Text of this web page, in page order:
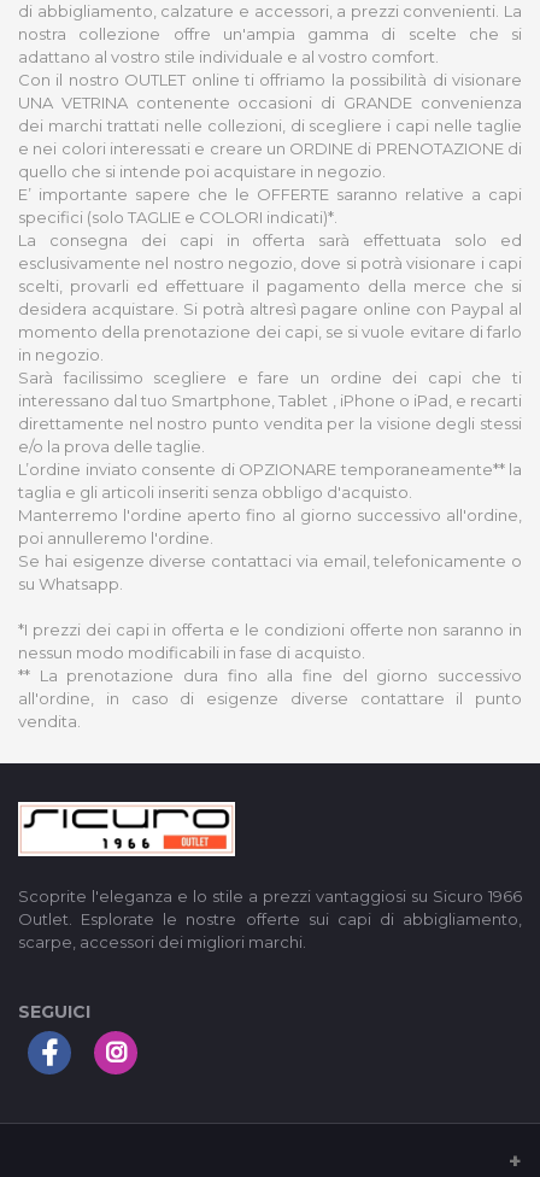
di abbigliamento, calzature e accessori, a prezzi convenienti. La
nostra collezione offre un'ampia gamma di scelte che si
adattano al vostro stile individuale e al vostro comfort.
Con il nostro OUTLET online ti offriamo la possibilità di visionare
UNA VETRINA contenente occasioni di GRANDE convenienza
dei marchi trattati nelle collezioni, di scegliere i capi nelle taglie
e nei colori interessati e creare un ORDINE di PRENOTAZIONE di
quello che si intende poi acquistare in negozio.
E’ importante sapere che le OFFERTE saranno relative a capi
specifici (solo TAGLIE e COLORI indicati)*.
La consegna dei capi in offerta sarà effettuata solo ed
esclusivamente nel nostro negozio, dove si potrà visionare i capi
scelti, provarli ed effettuare il pagamento della merce che si
desidera acquistare. Si potrà altresì pagare online con Paypal al
momento della prenotazione dei capi, se si vuole evitare di farlo
in negozio.
Sarà facilissimo scegliere e fare un ordine dei capi che ti
interessano dal tuo Smartphone, Tablet , iPhone o iPad, e recarti
direttamente nel nostro punto vendita per la visione degli stessi
e/o la prova delle taglie.
L’ordine inviato consente di OPZIONARE temporaneamente** la
taglia e gli articoli inseriti senza obbligo d'acquisto.
Manterremo l'ordine aperto fino al giorno successivo all'ordine,
poi annulleremo l'ordine.
Se hai esigenze diverse contattaci via email, telefonicamente o
su Whatsapp.
*I prezzi dei capi in offerta e le condizioni offerte non saranno in
nessun modo modificabili in fase di acquisto.
** La prenotazione dura fino alla fine del giorno successivo
all'ordine, in caso di esigenze diverse contattare il punto
vendita.
Scoprite l'eleganza e lo stile a prezzi vantaggiosi su Sicuro 1966
Outlet. Esplorate le nostre offerte sui capi di abbigliamento,
scarpe, accessori dei migliori marchi.
SEGUICI